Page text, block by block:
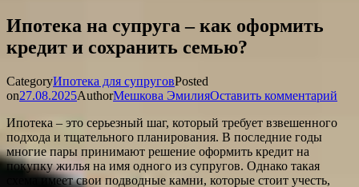
Ипотека на супруга – как оформить
кредит и сохранить семью?
CategoryИпотека для супруговPosted
on27.08.2025AuthorМешкова ЭмилияОставить комментарий
Ипотека – это серьезный шаг, который требует взвешенного
подхода и тщательного планирования. В последние годы
многие пары принимают решение оформить кредит на
покупку жилья на имя одного из супругов. Однако такая
схема имеет свои подводные камни, которые стоит учесть,